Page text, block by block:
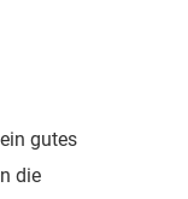
gutes
die